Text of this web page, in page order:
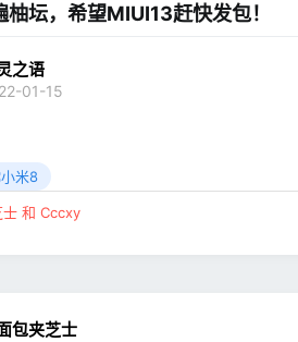
柚坛，希望MIUI13赶快发包！
之语
01-15
小米8
士 和 Cccxy
包夹芝士